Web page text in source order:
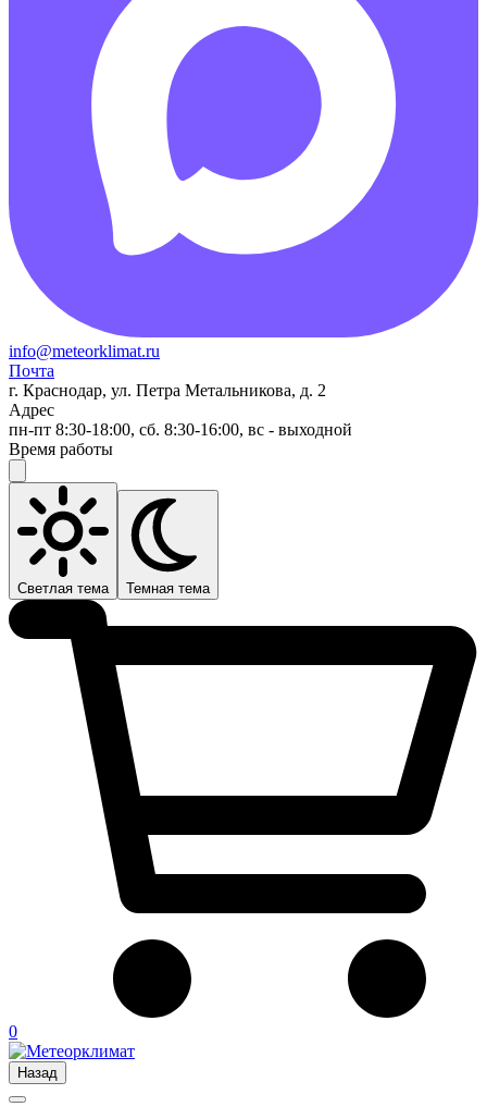
info@meteorklimat.ru
Почта
г. Краснодар, ул. Петра Метальникова, д. 2
Адрес
пн-пт 8:30-18:00, сб. 8:30-16:00, вс - выходной
Время работы
Светлая тема Темная тема
0
Назад